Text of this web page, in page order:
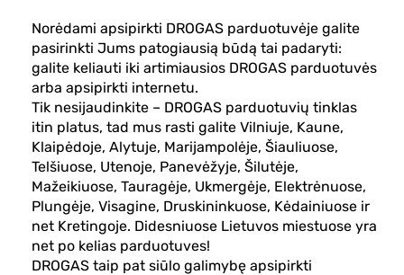
Norėdami apsipirkti DROGAS parduotuvėje galite
pasirinkti Jums patogiausią būdą tai padaryti:
galite keliauti iki artimiausios DROGAS parduotuvės
arba apsipirkti internetu.
Tik nesijaudinkite – DROGAS parduotuvių tinklas
itin platus, tad mus rasti galite Vilniuje, Kaune,
Klaipėdoje, Alytuje, Marijampolėje, Šiauliuose,
Telšiuose, Utenoje, Panevėžyje, Šilutėje,
Mažeikiuose, Tauragėje, Ukmergėje, Elektrėnuose,
Plungėje, Visagine, Druskininkuose, Kėdainiuose ir
net Kretingoje. Didesniuose Lietuvos miestuose yra
net po kelias parduotuves!
DROGAS taip pat siūlo galimybę apsipirkti